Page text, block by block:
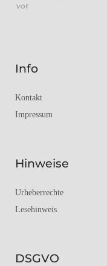
vor
Info
Kontakt
Impressum
Hinweise
Urheberrechte
Lesehinweis
DSGVO